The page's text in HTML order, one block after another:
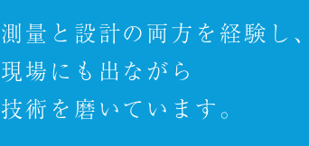
測量と設計の両方を経験し、
現場にも出ながら
技術を磨いています。